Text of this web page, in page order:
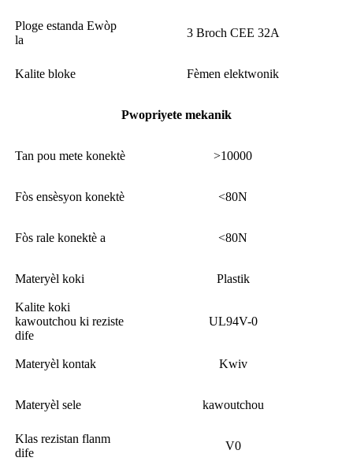
Ploge estanda Ewòp
la
3 Broch CEE 32A
Kalite bloke Fèmen elektwonik
Pwopriyete mekanik
Tan pou mete konektè >10000
Fòs ensèsyon konektè <80N
Fòs rale konektè a <80N
Materyèl koki Plastik
Kalite koki
kawoutchou ki reziste
dife
UL94V-0
Materyèl kontak Kwiv
Materyèl sele kawoutchou
Klas rezistan flanm
dife
V0